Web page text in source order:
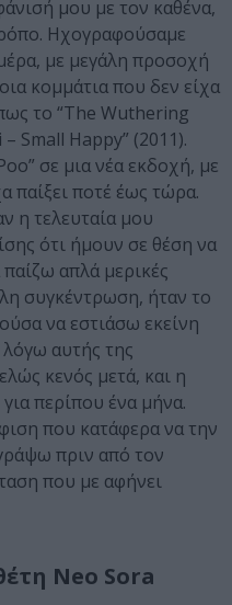
μου με τον καθένα,
Ηχογραφούσαμε
με μεγάλη προσοχή
κομμάτια που δεν είχα
το “The Wuthering
Small Happy” (2011).
σε μια νέα εκδοχή, με
παίξει ποτέ έως τώρα.
η τελευταία μου
ότι ήμουν σε θέση να
απλά μερικές
συγκέντρωση, ήταν το
να εστιάσω εκείνη
αυτής της
κενός μετά, και η
περίπου ένα μήνα.
που κατάφερα να την
πριν από τον
που με αφήνει
Neo Sora